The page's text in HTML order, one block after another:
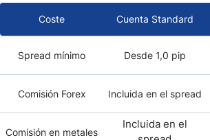
Coste Cuenta Standard
Spread mínimo Desde 1,0 pip
Comisión Forex Incluida en el spread
Comisión en metales
Incluida en el